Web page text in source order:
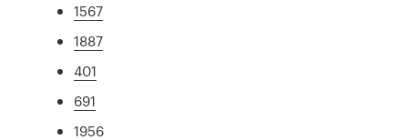
1567
1887
401
691
1956